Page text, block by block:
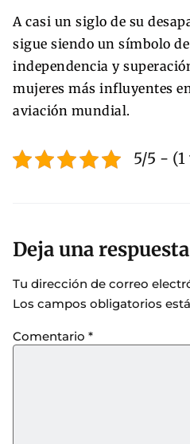
A casi un siglo de su
sigue siendo un símbolo
independencia y
mujeres más influyentes
aviación mundial.
5/5 - (1
Deja una respuesta
Tu dirección de correo
Los campos obligatorios
Comentario *